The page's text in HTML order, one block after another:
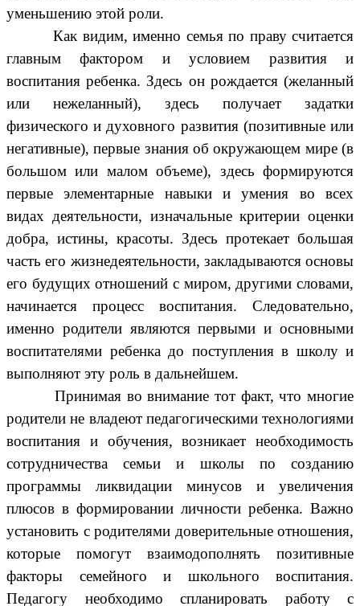
уменьшению этой роли.
Как видим, именно семья по праву считается
главным фактором и условием развития и
воспитания ребенка. Здесь он рождается (желанный
или нежеланный), здесь получает задатки
физического и духовного развития (позитивные или
негативные), первые знания об окружающем мире (в
большом или малом объеме), здесь формируются
первые элементарные навыки и умения во всех
видах деятельности, изначальные критерии оценки
добра, истины, красоты. Здесь протекает большая
часть его жизнедеятельности, закладываются основы
его будущих отношений с миром, другими словами,
начинается процесс воспитания. Следовательно,
именно родители являются первыми и основными
воспитателями ребенка до поступления в школу и
выполняют эту роль в дальнейшем.
Принимая во внимание тот факт, что многие
родители не владеют педагогическими технологиями
воспитания и обучения, возникает необходимость
сотрудничества семьи и школы по созданию
программы ликвидации минусов и увеличения
плюсов в формировании личности ребенка. Важно
установить с родителями доверительные отношения,
которые помогут взаимодополнять позитивные
факторы семейного и школьного воспитания.
Педагогу необходимо спланировать работу с